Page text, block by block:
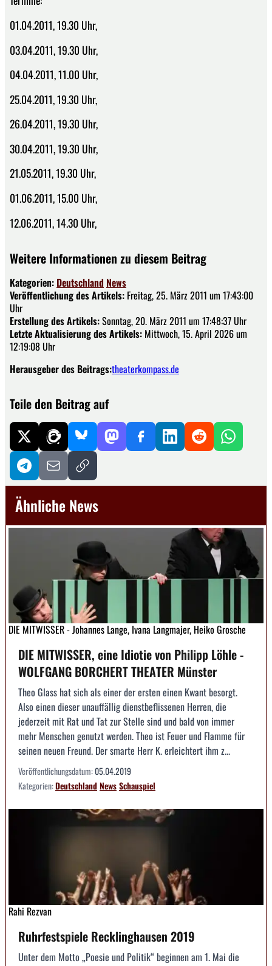
01.04.2011, 19.30 Uhr,
03.04.2011, 19.30 Uhr,
04.04.2011, 11.00 Uhr,
25.04.2011, 19.30 Uhr,
26.04.2011, 19.30 Uhr,
30.04.2011, 19.30 Uhr,
21.05.2011, 19.30 Uhr,
01.06.2011, 15.00 Uhr,
12.06.2011, 14.30 Uhr,
Weitere Informationen zu diesem Beitrag
Kategorien: Deutschland News
Veröffentlichung des Artikels: Freitag, 25. März 2011 um 17:43:00
Uhr
Erstellung des Artikels:Sonntag, 20. März 2011 um 17:48:37 Uhr
Letzte Aktualisierung des Artikels: Mittwoch, 15. April 2026 um
12:19:08 Uhr
Herausgeber des Beitrags:theaterkompass.de
Teile den Beitrag auf
Ähnliche News
DIE MITWISSER - Johannes Lange, Ivana Langmajer, Heiko Grosche
DIE MITWISSER, eine Idiotie von Philipp Löhle -
WOLFGANG BORCHERT THEATER Münster
Theo Glass hat sich als einer der ersten einen Kwant besorgt.
Also einen dieser unauffällig dienstbeflissenen Herren, die
jederzeit mit Rat und Tat zur Stelle sind und bald von immer
mehr Menschen genutzt werden. Theo ist Feuer und Flamme für
seinen neuen Freund. Der smarte Herr K. erleichtert ihm z...
Veröffentlichungsdatum:05.04.2019
Kategorien:DeutschlandNewsSchauspiel
Rahi Rezvan
Ruhrfestspiele Recklinghausen 2019
Unter dem Motto „Poesie und Politik“ beginnen am 1. Mai die